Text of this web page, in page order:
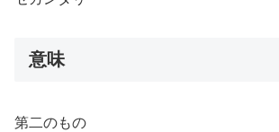
意味
第二のもの